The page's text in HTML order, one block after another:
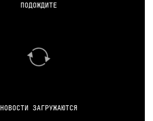
ПОДОЖДИТЕ
НОВОСТИ ЗАГРУЖАЮТСЯ